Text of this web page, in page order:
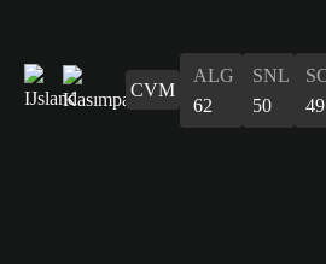
CVM
ALG
62
SNL
50
49